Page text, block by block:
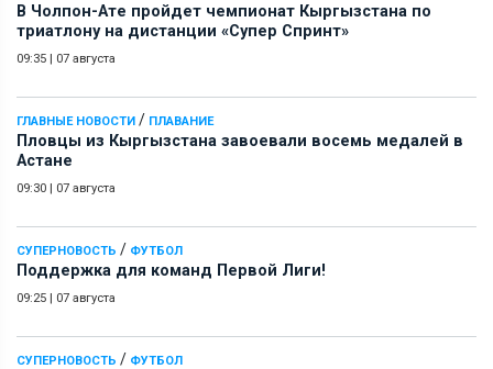
В Чолпон-Ате пройдет чемпионат Кыргызстана по
триатлону на дистанции «Супер Спринт»
09:35 | 07 августа
ГЛАВНЫЕ НОВОСТИ / ПЛАВАНИЕ
Пловцы из Кыргызстана завоевали восемь медалей в
Астане
09:30 | 07 августа
СУПЕРНОВОСТЬ / ФУТБОЛ
Поддержка для команд Первой Лиги!
09:25 | 07 августа
СУПЕРНОВОСТЬ / ФУТБОЛ